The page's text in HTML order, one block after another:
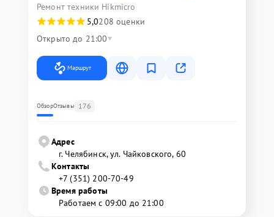
Ремонт техники Hikmicro
5,0208 оценки
Открыто до 21:00
Маршрут
ОбзорОтзывы 176
Адрес
г. Челябинск, ул. Чайковского, 60
Контакты
+7 (351) 200-70-49
Время работы
Работаем с 09:00 до 21:00